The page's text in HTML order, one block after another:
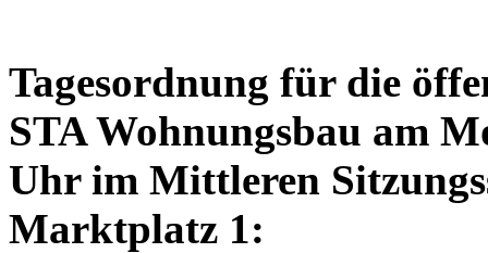
Tagesordnung für die
STA Wohnungsbau am
Uhr im Mittleren
Marktplatz 1: